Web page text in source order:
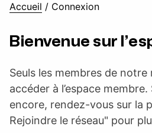
Accueil / Connexion
Bienvenue sur
Seuls les membres de notre
accéder à l’espace membre.
encore, rendez-vous sur la
Rejoindre le réseau" pour